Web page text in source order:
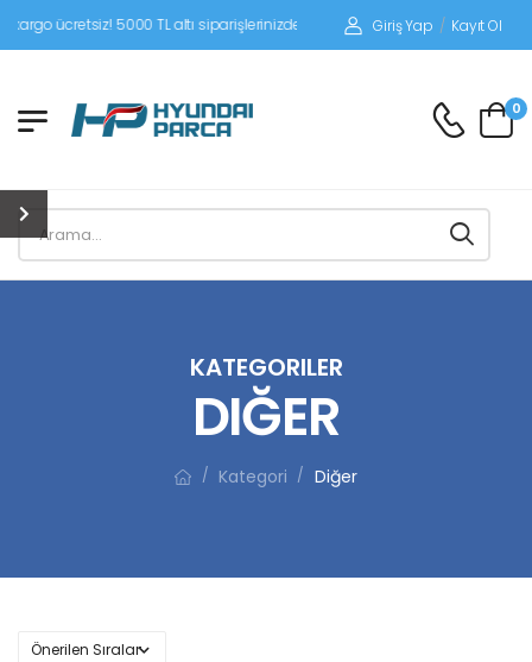
5000 TL altı siparişlerinizde siparişleriniz alıcı ödemeli gönderilir.
Giriş Yap / Kayıt Ol
0
KATEGORILER
DIĞER
/ Kategori / Diğer